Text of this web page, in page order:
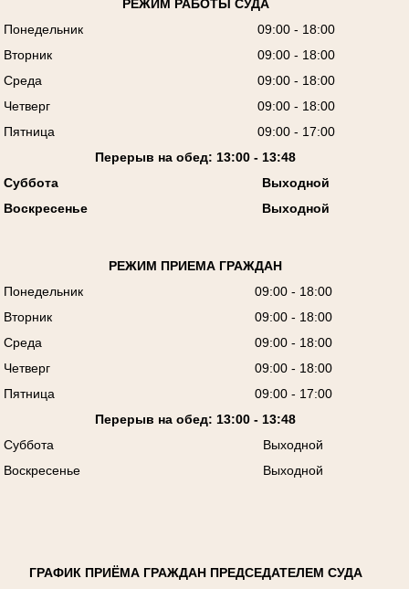
РЕЖИМ РАБОТЫ СУДА
Понедельник
09:00 - 18:00
Вторник
09:00 - 18:00
Среда
09:00 - 18:00
Четверг
09:00 - 18:00
Пятница
09:00 - 17:00
Перерыв на обед: 13:00 - 13:48
Суббота
Выходной
Воскресенье
Выходной
РЕЖИМ ПРИЕМА ГРАЖДАН
Понедельник
09:00 - 18:00
Вторник
09:00 - 18:00
Среда
09:00 - 18:00
Четверг
09:00 - 18:00
Пятница
09:00 - 17:00
Перерыв на обед: 13:00 - 13:48
Суббота
Выходной
Воскресенье
Выходной
ГРАФИК ПРИЁМА ГРАЖДАН ПРЕДСЕДАТЕЛЕМ СУДА